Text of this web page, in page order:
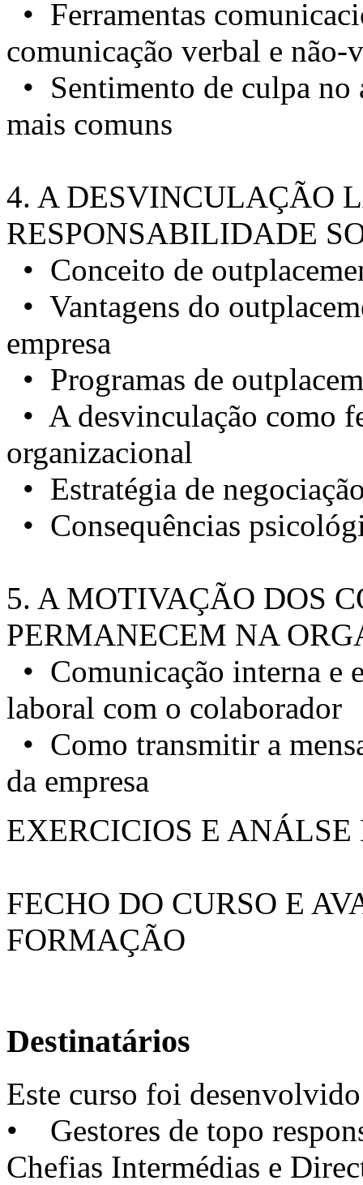
• Ferramentas
comunicação verbal e não-
• Sentimento de culpa no
mais comuns
4. A DESVINCULAÇÃO
RESPONSABILIDADE
• Conceito de
• Vantagens do
empresa
• Programas de
• A desvinculação como
organizacional
• Estratégia de
• Consequências
5. A MOTIVAÇÃO DOS
PERMANECEM NA
• Comunicação interna e
laboral com o colaborador
• Como transmitir a
da empresa
EXERCICIOS E ANÁLSE
FECHO DO CURSO E
FORMAÇÃO
Destinatários
Este curso foi
• Gestores de topo
Chefias Intermédias e